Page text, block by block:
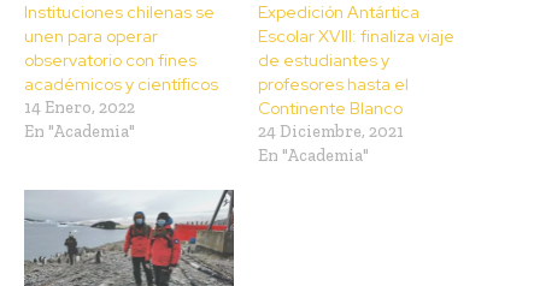
Instituciones chilenas se
unen para operar
observatorio con fines
académicos y científicos
14 Enero, 2022
En "Academia"
Expedición Antártica
Escolar XVIII: finaliza viaje
de estudiantes y
profesores hasta el
Continente Blanco
24 Diciembre, 2021
En "Academia"